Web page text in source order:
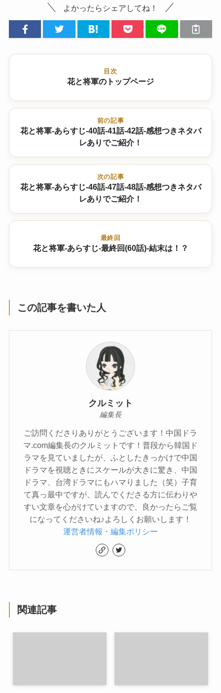
よかったらシェアしてね！
目次
花と将軍のトップページ
前の記事
花と将軍-あらすじ-40話-41話-42話-感想つきネタバ
レありでご紹介！
次の記事
花と将軍-あらすじ-46話-47話-48話-感想つきネタバ
レありでご紹介！
最終回
花と将軍-あらすじ-最終回(60話)-結末は！？
この記事を書いた人
クルミット
編集長
ご訪問くださりありがとうございます！中国ドラ
マ.com編集長のクルミットです！普段から韓国ド
ラマを見ていましたが、ふとしたきっかけで中国
ドラマを視聴ときにスケールが大きに驚き、中国
ドラマ、台湾ドラマにもハマりました（笑）子育
て真っ最中ですが、読んでくださる方に伝わりや
すい文章を心がけていますので、良かったらご覧
になってくださいね♪よろしくお願いします！
運営者情報・編集ポリシー
関連記事